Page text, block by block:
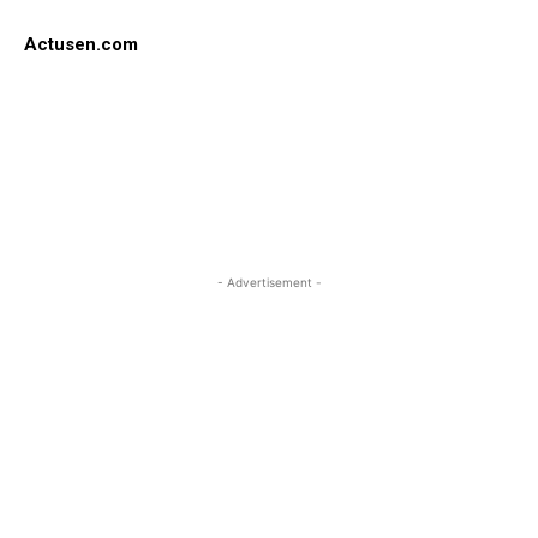
Actusen.com
- Advertisement -